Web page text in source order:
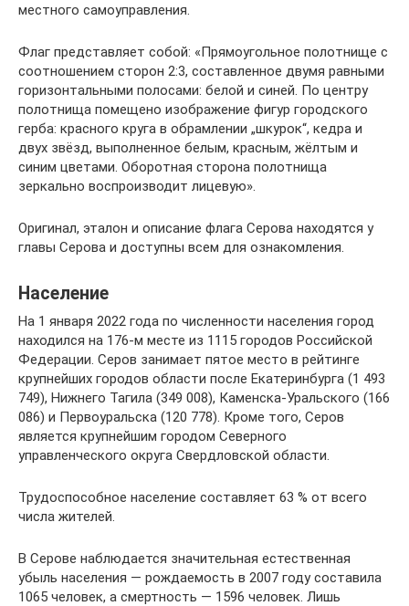
местного самоуправления.
Флаг представляет собой: «Прямоугольное полотнище с
соотношением сторон 2:3, составленное двумя равными
горизонтальными полосами: белой и синей. По центру
полотнища помещено изображение фигур городского
герба: красного круга в обрамлении „шкурок“, кедра и
двух звёзд, выполненное белым, красным, жёлтым и
синим цветами. Оборотная сторона полотнища
зеркально воспроизводит лицевую».
Оригинал, эталон и описание флага Серова находятся у
главы Серова и доступны всем для ознакомления.
Население
На 1 января 2022 года по численности населения город
находился на 176-м месте из 1115 городов Российской
Федерации. Серов занимает пятое место в рейтинге
крупнейших городов области после Екатеринбурга (1 493
749), Нижнего Тагила (349 008), Каменска-Уральского (166
086) и Первоуральска (120 778). Кроме того, Серов
является крупнейшим городом Северного
управленческого округа Свердловской области.
Трудоспособное население составляет 63 % от всего
числа жителей.
В Серове наблюдается значительная естественная
убыль населения — рождаемость в 2007 году составила
1065 человек, а смертность — 1596 человек. Лишь